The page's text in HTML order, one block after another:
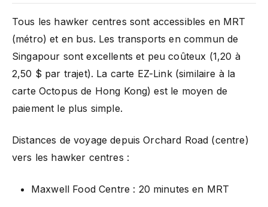
Tous les hawker centres sont accessibles en MRT
(métro) et en bus. Les transports en commun de
Singapour sont excellents et peu coûteux (1,20 à
2,50 $ par trajet). La carte EZ-Link (similaire à la
carte Octopus de Hong Kong) est le moyen de
paiement le plus simple.
Distances de voyage depuis Orchard Road (centre)
vers les hawker centres :
Maxwell Food Centre : 20 minutes en MRT